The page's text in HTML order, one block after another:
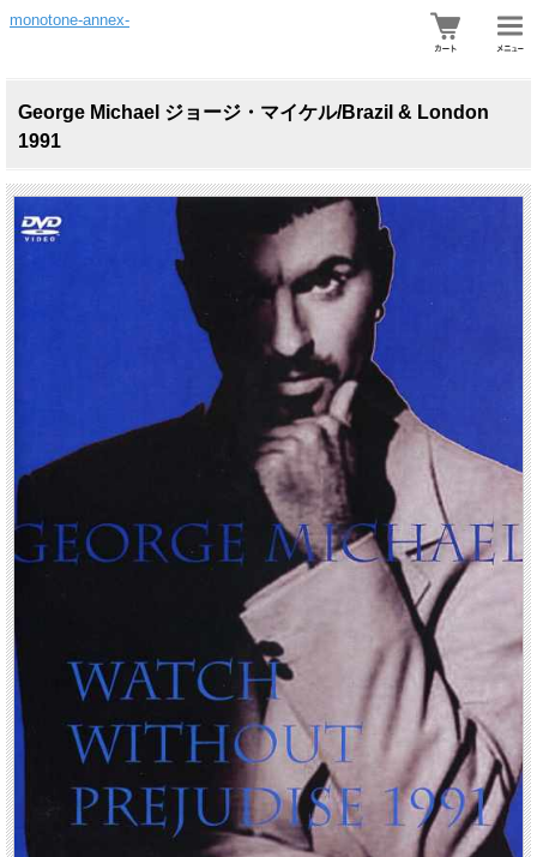
monotone-annex-
George Michael ジョージ・マイケル/Brazil & London
1991